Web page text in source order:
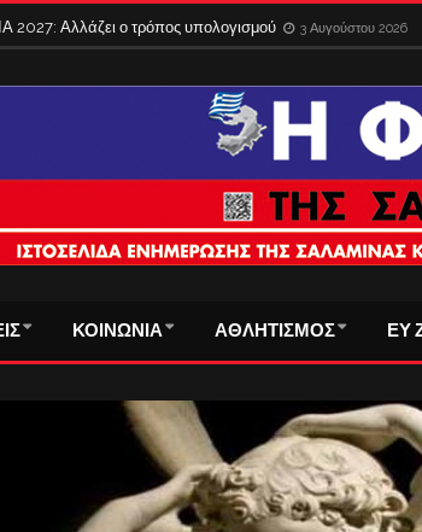
2027: Αλλάζει ο τρόπος υπολογισμού 3 Αυγούστου 2026
ΚΟΙΝΩΝΙΑ ΑΘΛΗΤΙΣΜΟΣ ΕΥ